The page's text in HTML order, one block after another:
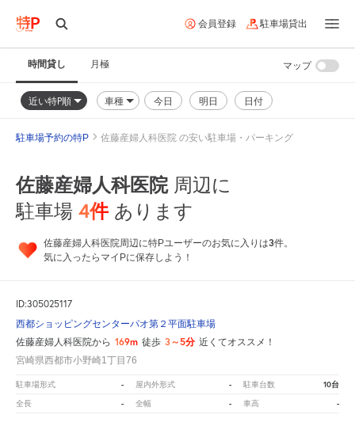
会員登録 駐車場貸出
時間貸し 月極
近い特P順 車種 今日 明日 日付
マップ
駐車場予約の特P 佐藤産婦人科医院 の安い駐車場・パーキング
佐藤産婦人科医院周辺に
駐車場 4件 あります
佐藤産婦人科医院周辺に特Pユーザーのお気に入りは3件。
気に入ったらマイPに保存しよう！
ID:305025117
西都ショッピングセンターパオ第２平面駐車場
佐藤産婦人科医院から 169m 徒歩 3～5分 近くてオススメ！
宮崎県西都市小野崎1丁目76
駐車場形式 - 屋内外形式 - 駐車台数 10台
全長 - 全幅 - 車高 -